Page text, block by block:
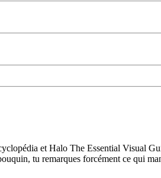
et Halo The Essential Visual
tu remarques forcément ce qui